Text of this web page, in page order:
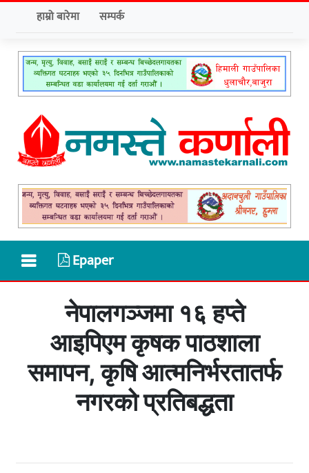
हाम्रो बारेमा सम्पर्क
Epaper
नेपालगञ्जमा १६ हप्ते
आइपिएम कृषक पाठशाला
समापन, कृषि आत्मनिर्भरतातर्फ
नगरको प्रतिबद्धता